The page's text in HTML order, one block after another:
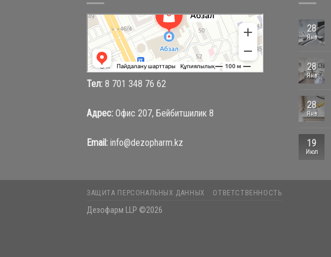
Абзал
Торговый центр в Караганде
Магазин одежды в Караганде
Тел: 8 701 348 76 62
Адрес: Офис 207, Бейбитшилик 8
Email: info@dezopharm.kz
28
Янв
28
Янв
28
Янв
19
Июл
ЗАЩИТА ПЕРСОНАЛЬНЫХ ДАННЫХ ОТВЕТСТВЕННОСТЬ
Дезофарм LLP ©2026